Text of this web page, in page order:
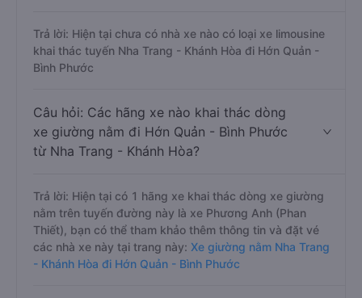
Trả lời: Hiện tại chưa có nhà xe nào có loại xe limousine
khai thác tuyến Nha Trang - Khánh Hòa đi Hớn Quản -
Bình Phước
Câu hỏi: Các hãng xe nào khai thác dòng
xe giường nằm đi Hớn Quản - Bình Phước
từ Nha Trang - Khánh Hòa?
Trả lời: Hiện tại có 1 hãng xe khai thác dòng xe giường
nằm trên tuyến đường này là xe Phương Anh (Phan
Thiết), bạn có thể tham khảo thêm thông tin và đặt vé
các nhà xe này tại trang này: Xe giường nằm Nha Trang
- Khánh Hòa đi Hớn Quản - Bình Phước